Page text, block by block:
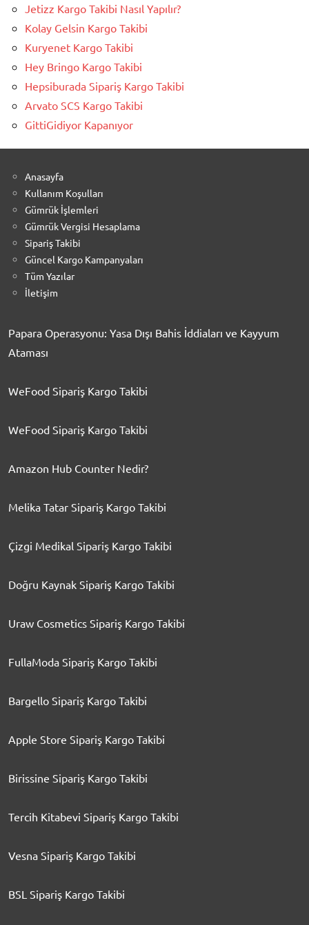
Jetizz Kargo Takibi Nasıl Yapılır?
Kolay Gelsin Kargo Takibi
Kuryenet Kargo Takibi
Hey Bringo Kargo Takibi
Hepsiburada Sipariş Kargo Takibi
Arvato SCS Kargo Takibi
GittiGidiyor Kapanıyor
Anasayfa
Kullanım Koşulları
Gümrük İşlemleri
Gümrük Vergisi Hesaplama
Sipariş Takibi
Güncel Kargo Kampanyaları
Tüm Yazılar
İletişim
Papara Operasyonu: Yasa Dışı Bahis İddiaları ve Kayyum
Ataması
WeFood Sipariş Kargo Takibi
WeFood Sipariş Kargo Takibi
Amazon Hub Counter Nedir?
Melika Tatar Sipariş Kargo Takibi
Çizgi Medikal Sipariş Kargo Takibi
Doğru Kaynak Sipariş Kargo Takibi
Uraw Cosmetics Sipariş Kargo Takibi
FullaModa Sipariş Kargo Takibi
Bargello Sipariş Kargo Takibi
Apple Store Sipariş Kargo Takibi
Birissine Sipariş Kargo Takibi
Tercih Kitabevi Sipariş Kargo Takibi
Vesna Sipariş Kargo Takibi
BSL Sipariş Kargo Takibi